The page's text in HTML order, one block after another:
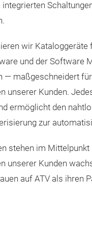
wir
und der Software
— maßgeschneidert
unserer Kunden.
ermöglicht den
zur
stehen im
unserer Kunden
auf ATV als ihren